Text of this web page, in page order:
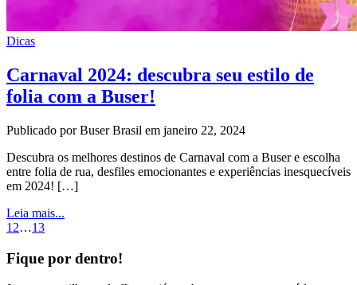
Dicas
Carnaval 2024: descubra seu estilo de
folia com a Buser!
Publicado por Buser Brasil em janeiro 22, 2024
Descubra os melhores destinos de Carnaval com a Buser e escolha
entre folia de rua, desfiles emocionantes e experiências inesquecíveis
em 2024! […]
Leia mais...
1 2…13
Fique por dentro!